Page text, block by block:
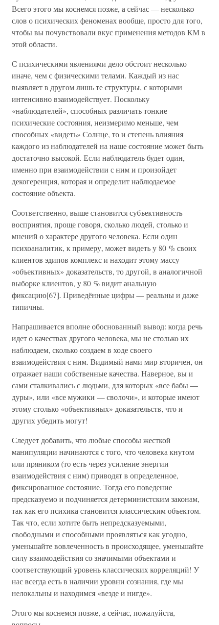
Всего этого мы коснемся позже, а сейчас — несколько
слов о психических феноменах вообще, просто для того,
чтобы вы почувствовали вкус применения методов КМ в
этой области.
С психическими явлениями дело обстоит несколько
иначе, чем с физическими телами. Каждый из нас
выявляет в другом лишь те структуры, с которыми
интенсивно взаимодействует. Поскольку
«наблюдателей», способных различать тонкие
психические состояния, неизмеримо меньше, чем
способных «видеть» Солнце, то и степень влияния
каждого из наблюдателей на наше состояние может быть
достаточно высокой. Если наблюдатель будет один,
именно при взаимодействии с ним и произойдет
декогеренция, которая и определит наблюдаемое
состояние объекта.
Соответственно, выше становится субъективность
восприятия, проще говоря, сколько людей, столько и
мнений о характере другого человека. Если один
психоаналитик, к примеру, может видеть у 80 % своих
клиентов эдипов комплекс и находит этому массу
«объективных» доказательств, то другой, в аналогичной
выборке клиентов, у 80 % видит анальную
фиксацию[67]. Приведённые цифры — реальны и даже
типичны.
Напрашивается вполне обоснованный вывод: когда речь
идет о качествах другого человека, мы не столько их
наблюдаем, сколько создаем в ходе своего
взаимодействия с ним. Видимый нами мир вторичен, он
отражает наши собственные качества. Наверное, вы и
сами сталкивались с людьми, для которых «все бабы —
дуры», или «все мужики — сволочи», и которые имеют
этому столько «объективных» доказательств, что и
других убедить могут!
Следует добавить, что любые способы жесткой
манипуляции начинаются с того, что человека кнутом
или пряником (то есть через усиление энергии
взаимодействия с ним) приводят в определенное,
фиксированное состояние. Тогда его поведение
предсказуемо и подчиняется детерминистским законам,
так как его психика становится классическим объектом.
Так что, если хотите быть непредсказуемыми,
свободными и способными проявляться как угодно,
уменьшайте вовлеченность в происходящее, уменьшайте
силу взаимодействия со значимыми объектами и
соответствующий уровень классических корреляций! У
нас всегда есть в наличии уровни сознания, где мы
нелокальны и находимся «везде и нигде».
Этого мы коснемся позже, а сейчас, пожалуйста,